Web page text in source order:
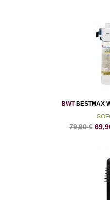
BWTBESTMAX
79,90€